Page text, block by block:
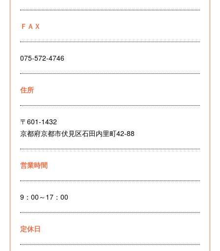
ＦＡＸ
075-572-4746
住所
〒601-1432
京都府京都市伏見区石田内里町42-88
営業時間
9：00～17：00
定休日